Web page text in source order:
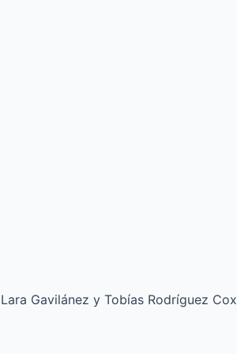
Gavilánez y Tobías Rodríguez Cox